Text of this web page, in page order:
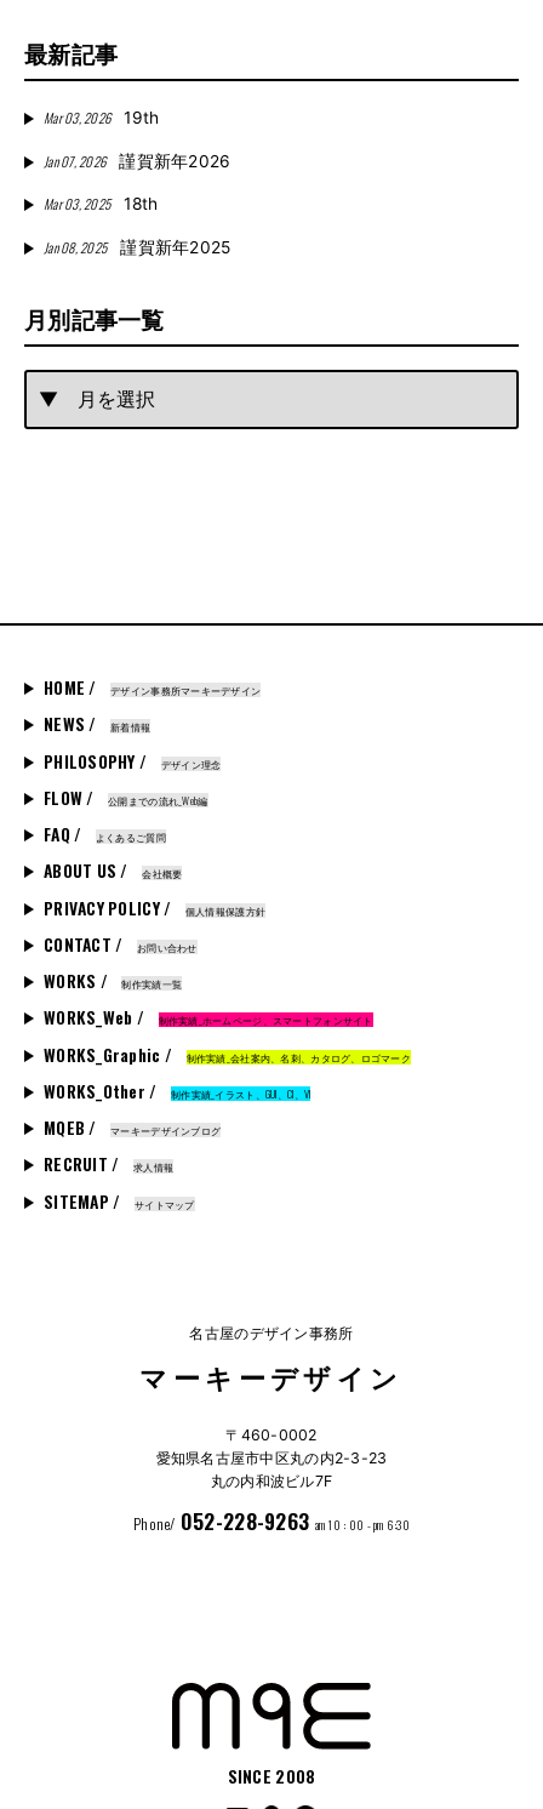
最新記事
Mar 03, 2026 19th
Jan 07, 2026 謹賀新年2026
Mar 03, 2025 18th
Jan 08, 2025 謹賀新年2025
月別記事一覧
HOME / デザイン事務所マーキーデザイン
NEWS / 新着情報
PHILOSOPHY / デザイン理念
FLOW / 公開までの流れ_Web編
FAQ / よくあるご質問
ABOUT US / 会社概要
PRIVACY POLICY / 個人情報保護方針
CONTACT / お問い合わせ
WORKS / 制作実績一覧
WORKS_Web / 制作実績_ホームページ、スマートフォンサイト
WORKS_Graphic / 制作実績_会社案内、名刺、カタログ、ロゴマーク
WORKS_Other / 制作実績_イラスト、GUI、CI、VI
MQEB / マーキーデザインブログ
RECRUIT / 求人情報
SITEMAP / サイトマップ
名古屋のデザイン事務所
マーキーデザイン
〒460-0002
愛知県名古屋市中区丸の内2-3-23
丸の内和波ビル7F
Phone/ 052-228-9263 am 10 : 00 - pm 6:30
SINCE 2008